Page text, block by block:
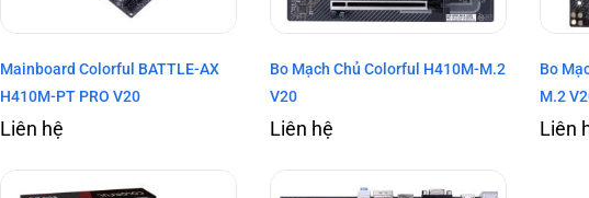
Mainboard Colorful BATTLE-AX
H410M-PT PRO V20
Liên hệ
Bo Mạch Chủ Colorful H410M-M.2
V20
Liên hệ
Bo
M.2
Liên